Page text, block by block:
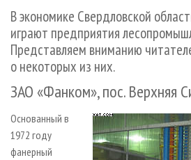
СУШКА ДРЕВЕСИНЫ
ПРОИЗВОДСТВО ДРЕВЕСНЫХ ПЛИТ
ДЕРЕВЯННОЕ ДОМОСТРОЕНИЕ
ПРОИЗВОДСТВО МЕБЕЛИ
БИОЭНЕРГЕТИКА
ЦБП
ИНСТРУМЕНТ И МАТЕРИАЛЫ
ПЕРСОНЫ
МОБИЛЬНЫЕ ВЫСТАВКИ
ОФИЦИАЛЬНЫЕ ДЕЛЕГАЦИИ
ПРИОРИТЕТНЫЕ ИНВЕСТПРОЕКТЫ
RUSSIAN FORESTRY REVIEW
ГАЗЕТА ЛЕСПРОМФОРУМ
БИБЛИОТЕКА СПЕЦИАЛИСТА
КОНТАКТЫ
РЕКЛАМА
РЕКЛАМА НА САЙТЕ
В экономике Свердловской
играют предприятия
Представляем вниманию
о некоторых из них.
ЗАО «Фанком», пос. Верхняя
Основанный в
1972 году
фанерный